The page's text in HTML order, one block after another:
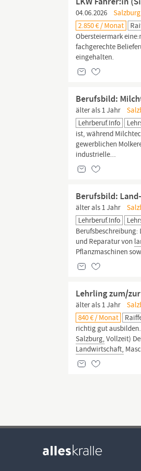
04.06.2026
2.850 € / Monat
Obersteiermark
fachgerechte
eingehalten.
Berufsbild:
älter als 1 Jahr
Lehrberuf.info
ist, während
gewerblichen
industrielle...
Berufsbild:
älter als 1 Jahr
Lehrberuf.info
und Reparatur von
Pflanzmaschinen
Lehrling zum/
älter als 1 Jahr
840 € / Monat
richtig gut
Salzburg, Vollzeit)
Landwirtschaft,